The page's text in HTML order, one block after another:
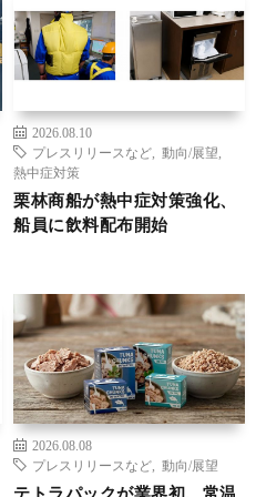
2026.08.10
プレスリリースなど
動向/展望
熱中症対策
栗林商船が熱中症対策強化、
船員に飲料配布開始
2026.08.08
プレスリリースなど
動向/展望
テトラパックが業界初、常温